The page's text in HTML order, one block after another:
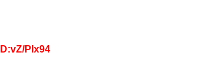
ID:vZ/PIx94